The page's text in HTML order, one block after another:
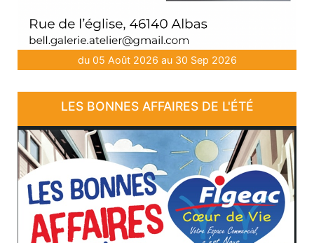
du 05 Août 2026 au 30 Sep 2026
LES BONNES AFFAIRES DE L'ÉTÉ